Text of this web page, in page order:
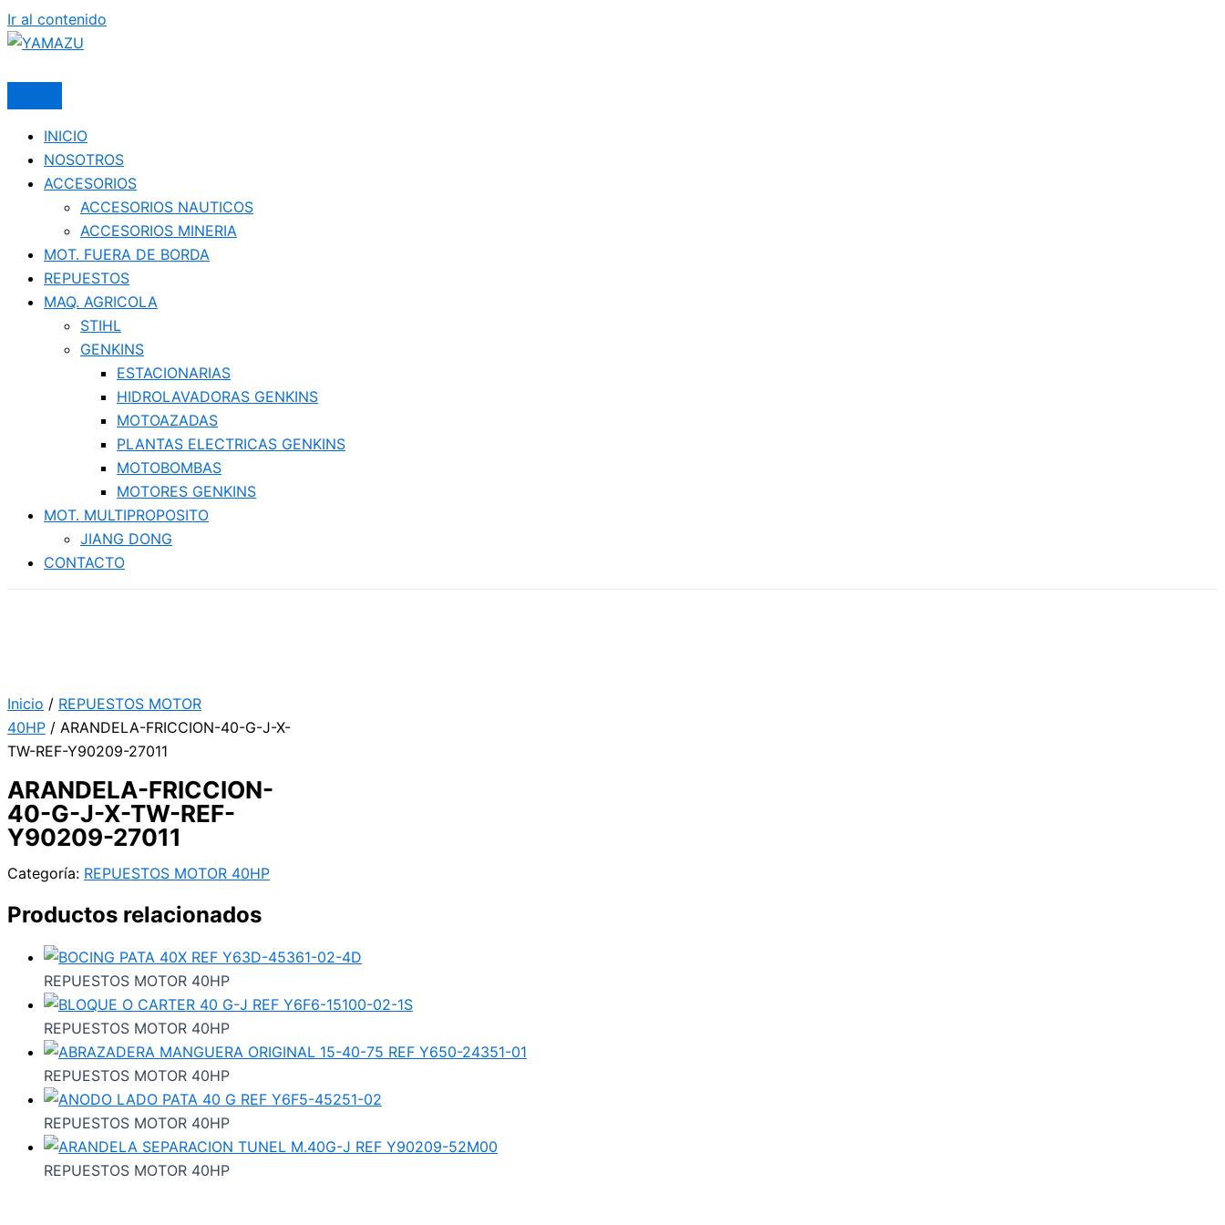
Ir al contenido
INICIO
NOSOTROS
ACCESORIOS
ACCESORIOS NAUTICOS
ACCESORIOS MINERIA
MOT. FUERA DE BORDA
REPUESTOS
MAQ. AGRICOLA
STIHL
GENKINS
ESTACIONARIAS
HIDROLAVADORAS GENKINS
MOTOAZADAS
PLANTAS ELECTRICAS GENKINS
MOTOBOMBAS
MOTORES GENKINS
MOT. MULTIPROPOSITO
JIANG DONG
CONTACTO
Inicio / REPUESTOS MOTOR
40HP / ARANDELA-FRICCION-40-G-J-X-
TW-REF-Y90209-27011
ARANDELA-FRICCION-
40-G-J-X-TW-REF-
Y90209-27011
Categoría: REPUESTOS MOTOR 40HP
Productos relacionados
REPUESTOS MOTOR 40HP
REPUESTOS MOTOR 40HP
REPUESTOS MOTOR 40HP
REPUESTOS MOTOR 40HP
REPUESTOS MOTOR 40HP